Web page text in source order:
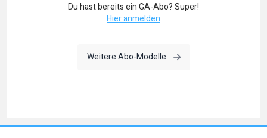
Du hast bereits ein GA-Abo? Super!
Hier anmelden
Weitere Abo-Modelle